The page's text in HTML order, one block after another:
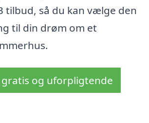
tilbud, så du kan vælge den
til din drøm om et
gratis og uforpligtende